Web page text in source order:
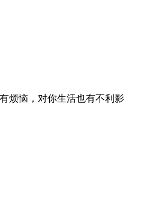
烦恼，对你生活也有不利影